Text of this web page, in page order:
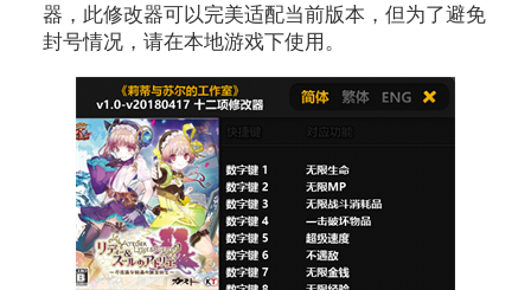
器，此修改器可以完美适配当前版本，但为了避免
封号情况，请在本地游戏下使用。